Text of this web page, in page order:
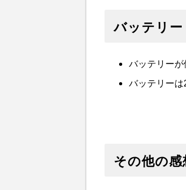
バッテリー
バッテリーが
バッテリーは
その他の感